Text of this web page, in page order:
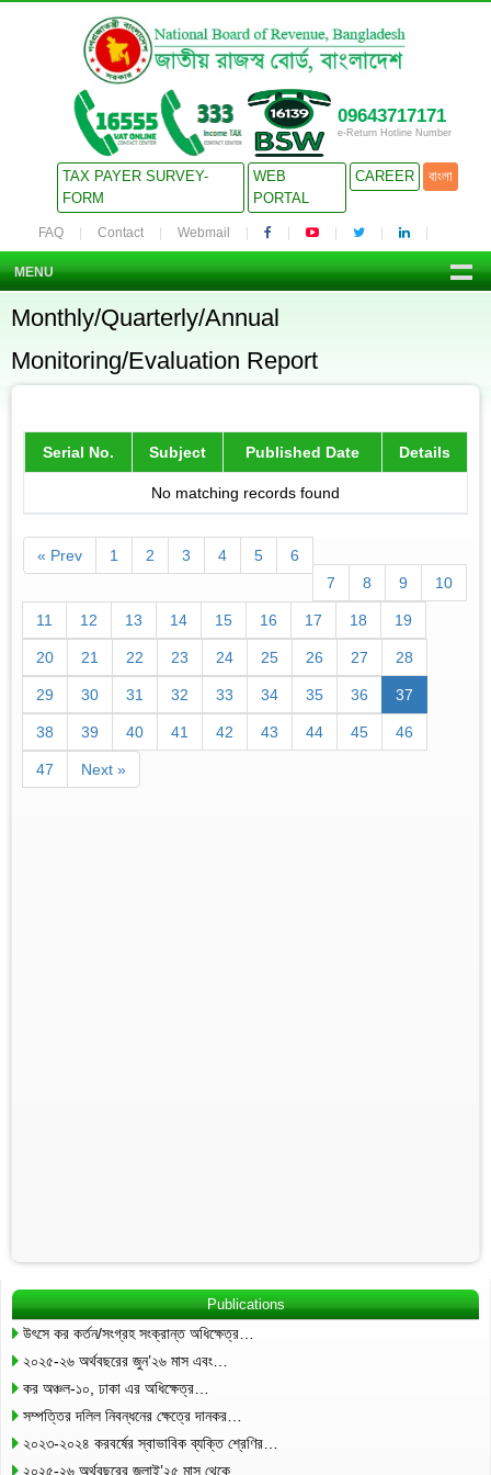
09643717171
e-Return Hotline Number
TAX PAYER SURVEY-
FORM
WEB
PORTAL
CAREER বাংলা
FAQ Contact Webmail
MENU
Monthly/Quarterly/Annual
Monitoring/Evaluation Report
Serial No. Subject Published Date Details
No matching records found
« Prev 1 2 3 4 5
6
7
8 9 10
11 12 13 14 15 16 17 18 19
20 21 22 23 24 25 26 27 28
29 30 31 32 33 34 35 36 37
38 39 40 41 42 43 44 45 46
47 Next »
Publications
উৎসে কর কর্তন/সংগ্রহ সংক্রান্ত অধিক্ষেত্র…
২০২৫-২৬ অর্থবছরের জুন’২৬ মাস এবং…
কর অঞ্চল-১০, ঢাকা এর অধিক্ষেত্র…
সম্পত্তির দলিল নিবন্ধনের ক্ষেত্রে দানকর…
২০২৩-২০২৪ করবর্ষের স্বাভাবিক ব্যক্তি শ্রেণির…
২০২৫-২৬ অর্থবছরের জুলাই’২৫ মাস থেকে…